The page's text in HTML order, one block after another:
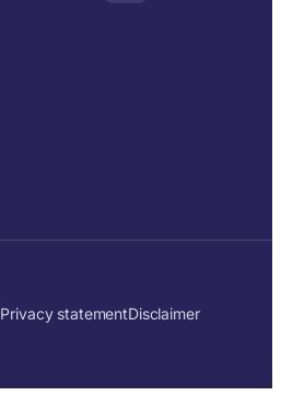
Privacy statementDisclaimer